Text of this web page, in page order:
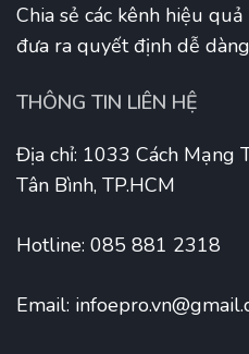
Chia sẻ các kênh hiệu
đưa ra quyết định dễ dàng
THÔNG TIN LIÊN HỆ
Địa chỉ: 1033 Cách Mạng
Tân Bình, TP.HCM
Hotline: 085 881 2318
Email: